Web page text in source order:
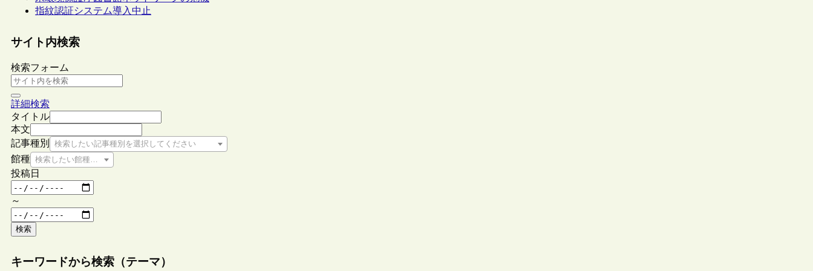
指紋認証システム導入中止
サイト内検索
検索フォーム
詳細検索
タイトル
本文
記事種別
検索したい記事種別を選択してください
館種 検索したい館種を選択してください
投稿日
～
検索
キーワードから検索（テーマ）